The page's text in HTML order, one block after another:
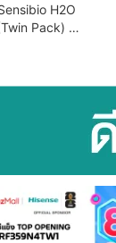
H2O
Pack) คลี
มสะอาดผิวหน้า
คายง่าย